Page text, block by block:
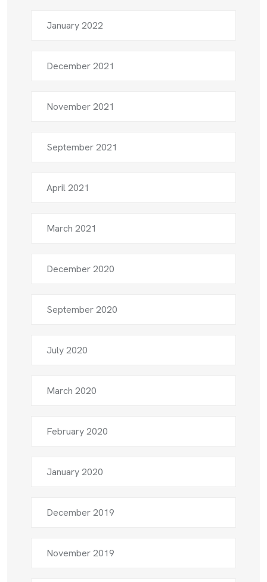
January 2022
December 2021
November 2021
September 2021
April 2021
March 2021
December 2020
September 2020
July 2020
March 2020
February 2020
January 2020
December 2019
November 2019